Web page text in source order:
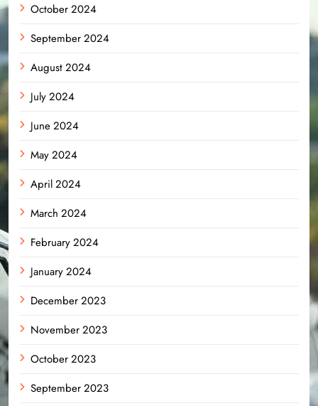
October 2024
September 2024
August 2024
July 2024
June 2024
May 2024
April 2024
March 2024
February 2024
January 2024
December 2023
November 2023
October 2023
September 2023